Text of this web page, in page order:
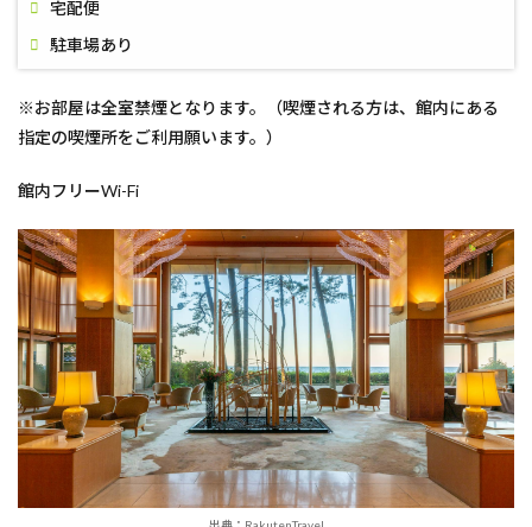
宅配便
駐車場あり
※お部屋は全室禁煙となります。（喫煙される方は、館内にある
指定の喫煙所をご利用願います。）
館内フリーWi-Fi